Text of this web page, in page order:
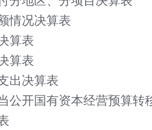
情况决算表
算表
算表
出决算表
公开国有资本经营预算转